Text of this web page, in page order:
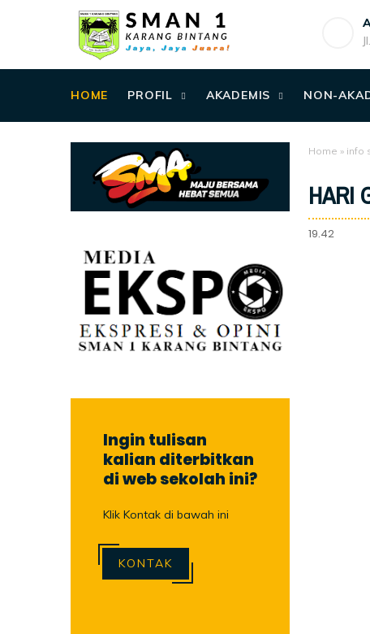
HOME PROFIL AKADEMIS NON-
Home » info
HARI
19.42
Ingin tulisan
kalian diterbitkan
di web sekolah ini?
Klik Kontak di bawah ini
KONTAK